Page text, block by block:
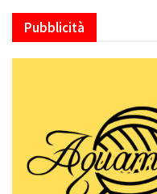
Pubblicità